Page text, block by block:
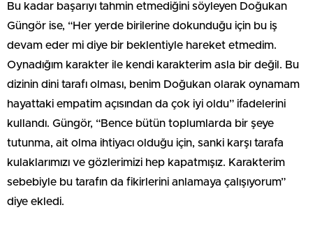
Bu kadar başarıyı tahmin etmediğini söyleyen Doğukan
Güngör ise, “Her yerde birilerine dokunduğu için bu iş
devam eder mi diye bir beklentiyle hareket etmedim.
Oynadığım karakter ile kendi karakterim asla bir değil. Bu
dizinin dini tarafı olması, benim Doğukan olarak oynamam
hayattaki empatim açısından da çok iyi oldu” ifadelerini
kullandı. Güngör, “Bence bütün toplumlarda bir şeye
tutunma, ait olma ihtiyacı olduğu için, sanki karşı tarafa
kulaklarımızı ve gözlerimizi hep kapatmışız. Karakterim
sebebiyle bu tarafın da fikirlerini anlamaya çalışıyorum”
diye ekledi.